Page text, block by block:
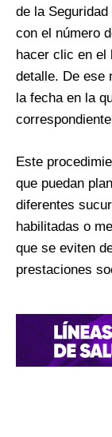
de la
con el número
hacer clic en el
detalle. De ese
la fecha en la
Este
que puedan
diferentes
habilitadas o
que se eviten
prestaciones